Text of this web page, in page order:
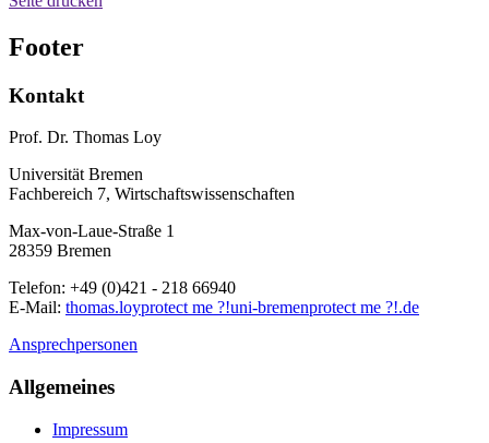
Footer
Kontakt
Prof. Dr. Thomas Loy
Universität Bremen
Fachbereich 7, Wirtschaftswissenschaften
Max-von-Laue-Straße 1
28359 Bremen
Telefon: +49 (0)421 - 218 66940
E-Mail: thomas.loyprotect me ?!uni-bremenprotect me ?!.de
Ansprechpersonen
Allgemeines
Impressum